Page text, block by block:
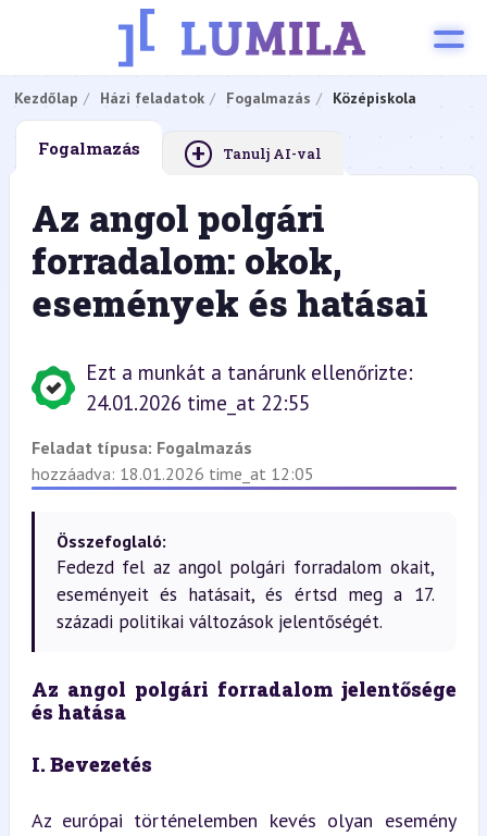
Kezdőlap Házi feladatok Fogalmazás Középiskola
Fogalmazás + Tanulj AI-val
Az angol polgári
forradalom: okok,
események és hatásai
Ezt a munkát a tanárunk ellenőrizte:
24.01.2026 time_at 22:55
Feladat típusa: Fogalmazás
hozzáadva: 18.01.2026 time_at 12:05
Összefoglaló:
Fedezd fel az angol polgári forradalom okait,
eseményeit és hatásait, és értsd meg a 17.
századi politikai változások jelentőségét.
Az angol polgári forradalom jelentősége
és hatása
I. Bevezetés
Az európai történelemben kevés olyan esemény